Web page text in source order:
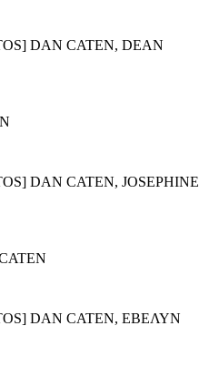
DAN CATEN, DEAN
DAN CATEN, JOSEPHINE
DAN CATEN, ΕΒΕΛΥΝ